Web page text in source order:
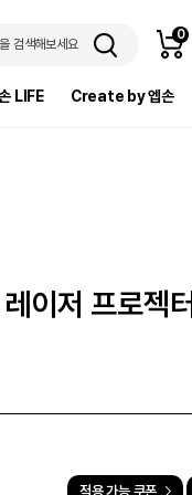
검색해보세요
0
LIFE Create by 엡손
이저 프로젝터
적용 가능 쿠폰